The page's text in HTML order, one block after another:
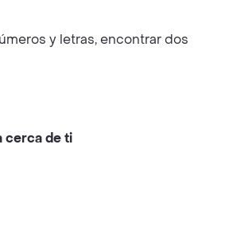
y letras, encontrar dos
cerca de ti